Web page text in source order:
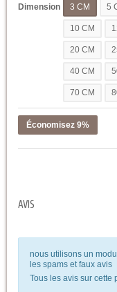
Dimension 3 CM 5
10 CM
20 CM
40 CM
70 CM
Économisez 9%
AVIS
nous utilisons un
les spams et faux avis
Tous les avis sur cette